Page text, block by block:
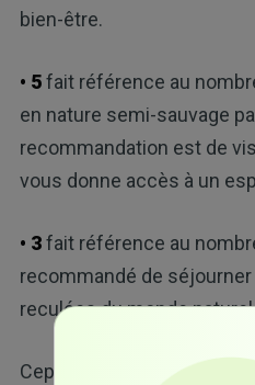
bien-être.
• 5fait référence au
en nature semi-sauvage
recommandation est de
vous donne accès à un
• 3fait référence au
recommandé de
reculées du monde
Cependant, je ne